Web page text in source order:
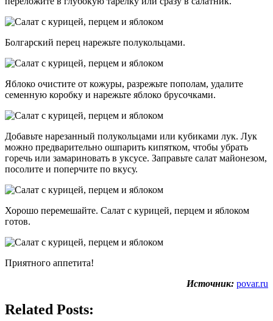
Болгарский перец нарежьте полукольцами.
Яблоко очистите от кожуры, разрежьте пополам, удалите
семенную коробку и нарежьте яблоко брусочками.
Добавьте нарезанный полукольцами или кубиками лук. Лук
можно предварительно ошпарить кипятком, чтобы убрать
горечь или замариновать в уксусе. Заправьте салат майонезом,
посолите и поперчите по вкусу.
Хорошо перемешайте. Салат с курицей, перцем и яблоком
готов.
Приятного аппетита!
Источник: povar.ru
Related Posts: